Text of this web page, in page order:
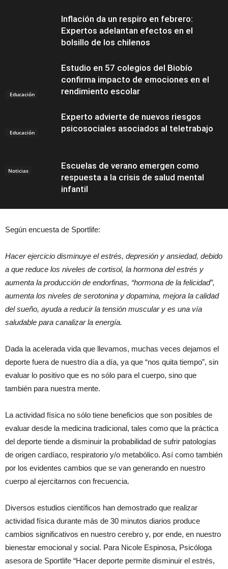
Educación
Inflación da un respiro en febrero:
Expertos adelantan efectos en el
bolsillo de los chilenos
Educación
Estudio en 57 colegios del Biobío
confirma impacto de emociones en el
rendimiento escolar
Noticias
Experto advierte de nuevos riesgos
psicosociales asociados al teletrabajo
Escuelas de verano emergen como
respuesta a la crisis de salud mental
infantil
Según encuesta de Sportlife:
Hacer ejercicio disminuye el estrés, depresión y ansiedad, debido
a que reduce los niveles de cortisol, la hormona del estrés y
aumenta la producción de endorfinas, “hormona de la felicidad”,
aumenta los niveles de serotonina y dopamina, mejora la calidad
del sueño, ayuda a reducir la tensión muscular y es una vía
saludable para canalizar la energía.
Dada la acelerada vida que llevamos, muchas veces dejamos el
deporte fuera de nuestro día a día, ya que “nos quita tiempo”, sin
evaluar lo positivo que es no sólo para el cuerpo, sino que
también para nuestra mente.
La actividad física no sólo tiene beneficios que son posibles de
evaluar desde la medicina tradicional, tales como que la práctica
del deporte tiende a disminuir la probabilidad de sufrir patologías
de origen cardíaco, respiratorio y/o metabólico. Así como también
por los evidentes cambios que se van generando en nuestro
cuerpo al ejercitarnos con frecuencia.
Diversos estudios científicos han demostrado que realizar
actividad física durante más de 30 minutos diarios produce
cambios significativos en nuestro cerebro y, por ende, en nuestro
bienestar emocional y social. Para Nicole Espinosa, Psicóloga
asesora de Sportlife “Hacer deporte permite disminuir el estrés,